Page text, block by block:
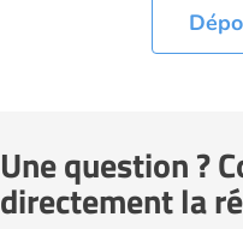
Une question ?
directement la